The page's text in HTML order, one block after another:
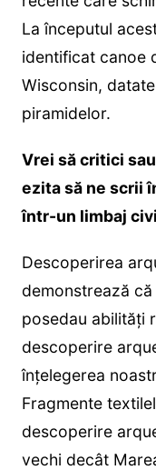
La începutul
identificat canoe
Wisconsin,
piramidelor.
Vrei să critici
ezita să ne scrii
într-un limbaj
Descoperirea
demonstrează
posedau abilități
descoperire
înțelegerea
Fragmente
descoperire
vechi decât